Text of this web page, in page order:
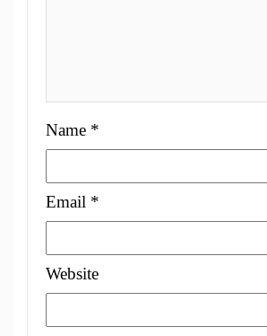
Name *
Email *
Website